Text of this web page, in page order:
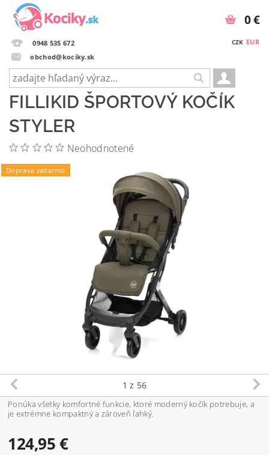
0948 535 672
obchod@kociky.sk
CZK EUR
0 €
FILLIKID ŠPORTOVÝ KOČÍK
STYLER
Neohodnotené
Doprava zadarmo
1 z 56
Ponúka všetky komfortné funkcie, ktoré moderný kočík potrebuje, a
je extrémne kompaktný a zároveň ľahký.
124,95 €